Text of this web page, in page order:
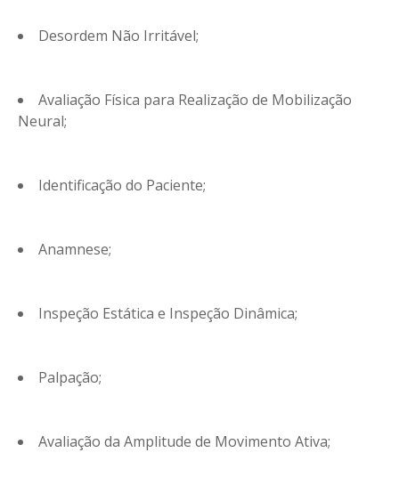
Desordem Não Irritável;
Avaliação Física para Realização de Mobilização
Neural;
Identificação do Paciente;
Anamnese;
Inspeção Estática e Inspeção Dinâmica;
Palpação;
Avaliação da Amplitude de Movimento Ativa;